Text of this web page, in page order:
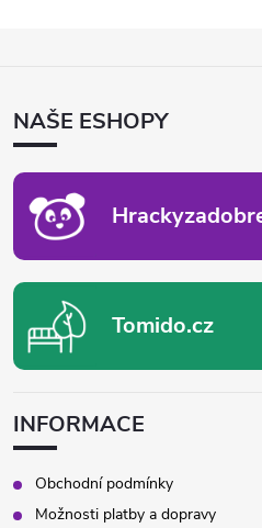
ANAŠE ESHOPY
Tomido.cz
INFORMACE
Obchodní podmínky
Možnosti platby a dopravy